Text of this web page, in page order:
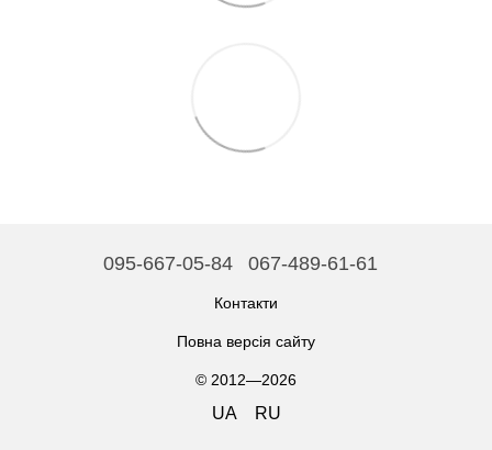
095-667-05-84 067-489-61-61
Контакти
Повна версія сайту
© 2012—2026
UA RU